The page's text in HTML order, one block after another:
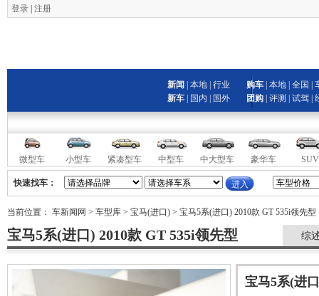
登录 注册
新闻 本地 行业
新车
国内 国外
购车 本地 全国
团购 评测 试驾
微型车 小型车 紧凑型车 中型车 中大型车 豪华车 SUV
快速找车：
当前位置： 车新闻网 > 车型库 > 宝马(进口) > 宝马5系(进口) 2010款 GT 535i领先型
宝马5系(进口) 2010款 GT 535i领先型 综
宝马5系(进